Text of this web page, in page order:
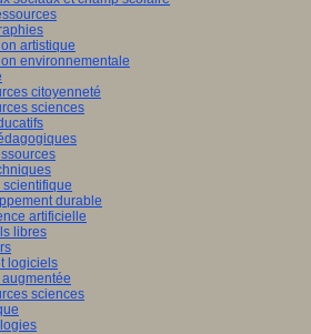
artistique
environnementale
citoyenneté
sciences
durable
artificielle
libres
logiciels
sciences